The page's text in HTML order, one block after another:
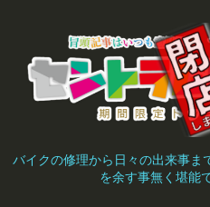
バイクの修理から日々の出来事ま
を余す事無く堪能